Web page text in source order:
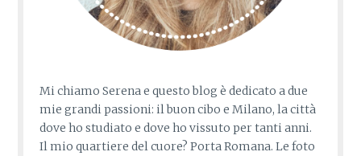
Mi chiamo Serena e questo blog è dedicato a due
mie grandi passioni: il buon cibo e Milano, la città
dove ho studiato e dove ho vissuto per tanti anni.
Il mio quartiere del cuore? Porta Romana. Le foto